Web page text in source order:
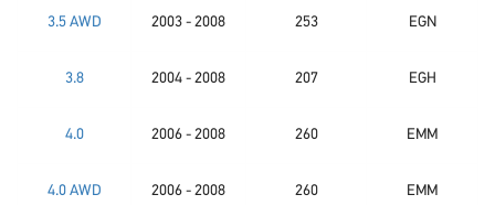
3.5 AWD 2003 - 2008 253 EGN
3.8 2004 - 2008 207 EGH
4.0 2006 - 2008 260 EMM
4.0 AWD 2006 - 2008 260 EMM